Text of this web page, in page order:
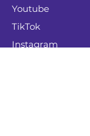
Youtube
TikTok
Instagram